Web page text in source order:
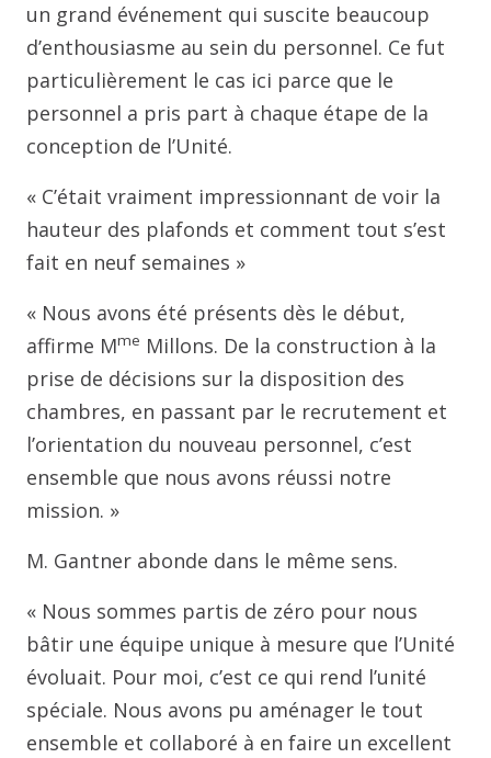
un grand événement qui suscite beaucoup
d’enthousiasme au sein du personnel. Ce fut
particulièrement le cas ici parce que le
personnel a pris part à chaque étape de la
conception de l’Unité.
« C’était vraiment impressionnant de voir la
hauteur des plafonds et comment tout s’est
fait en neuf semaines »
« Nous avons été présents dès le début,
affirme Mme Millons. De la construction à la
prise de décisions sur la disposition des
chambres, en passant par le recrutement et
l’orientation du nouveau personnel, c’est
ensemble que nous avons réussi notre
mission. »
M. Gantner abonde dans le même sens.
« Nous sommes partis de zéro pour nous
bâtir une équipe unique à mesure que l’Unité
évoluait. Pour moi, c’est ce qui rend l’unité
spéciale. Nous avons pu aménager le tout
ensemble et collaboré à en faire un excellent